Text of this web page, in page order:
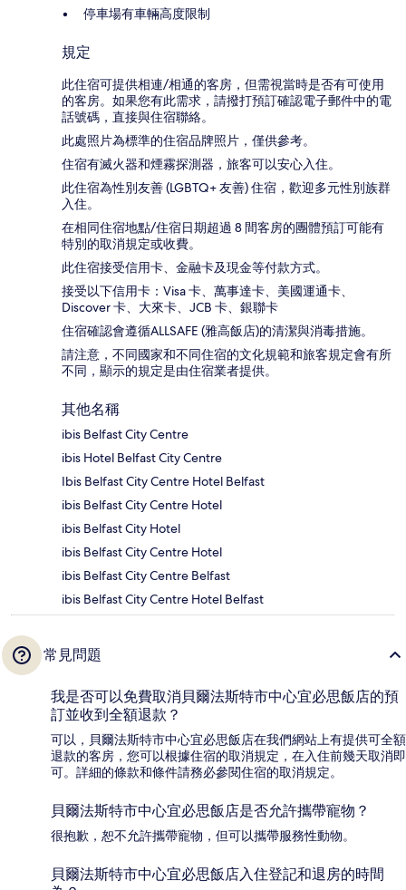
停車場有車輛高度限制
規定
此住宿可提供相連/相通的客房，但需視當時是否有可使用
的客房。如果您有此需求，請撥打預訂確認電子郵件中的電
話號碼，直接與住宿聯絡。
此處照片為標準的住宿品牌照片，僅供參考。
住宿有滅火器和煙霧探測器，旅客可以安心入住。
此住宿為性別友善 (LGBTQ+ 友善) 住宿，歡迎多元性別族群
入住。
在相同住宿地點/住宿日期超過 8 間客房的團體預訂可能有
特別的取消規定或收費。
此住宿接受信用卡、金融卡及現金等付款方式。
接受以下信用卡：Visa 卡、萬事達卡、美國運通卡、
Discover 卡、大來卡、JCB 卡、銀聯卡
住宿確認會遵循ALLSAFE (雅高飯店)的清潔與消毒措施。
請注意，不同國家和不同住宿的文化規範和旅客規定會有所
不同，顯示的規定是由住宿業者提供。
其他名稱
ibis Belfast City Centre
ibis Hotel Belfast City Centre
Ibis Belfast City Centre Hotel Belfast
ibis Belfast City Centre Hotel
ibis Belfast City Hotel
ibis Belfast City Centre Hotel
ibis Belfast City Centre Belfast
ibis Belfast City Centre Hotel Belfast
常見問題
我是否可以免費取消貝爾法斯特市中心宜必思飯店的預
訂並收到全額退款？
可以，貝爾法斯特市中心宜必思飯店在我們網站上有提供可全額
退款的客房，您可以根據住宿的取消規定，在入住前幾天取消即
可。詳細的條款和條件請務必參閱住宿的取消規定。
貝爾法斯特市中心宜必思飯店是否允許攜帶寵物？
很抱歉，恕不允許攜帶寵物，但可以攜帶服務性動物。
貝爾法斯特市中心宜必思飯店入住登記和退房的時間